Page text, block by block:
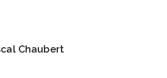
Chaubert